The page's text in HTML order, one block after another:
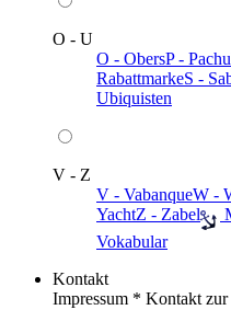
O - U
O - ObersP -
RabattmarkeS -
Ubiquisten
V - Z
V - VabanqueW -
YachtZ - Zabel
Vokabular
Kontakt
Impressum * Kontakt